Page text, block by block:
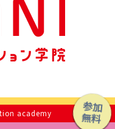
academy
参加
無料